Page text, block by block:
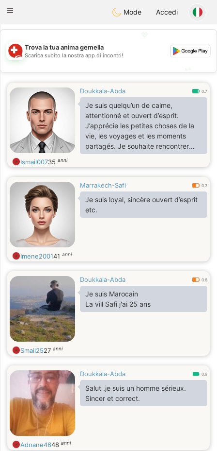
Suissi
Toggle
Mode Accedi
💖
💕
Trova la tua anima gemella
Scarica subito la nostra app di incontri!
Doukkala-Abda 0.7
Je suis quelqu’un de calme,
attentionné et ouvert d’esprit.
J’apprécie les petites choses de la
vie, les voyages et les moments
partagés. Je souhaite rencontrer
une femme sincère pour une relation
sérieuse.
Ismail00735 anni
Marrakech-Safi 0.3
Je suis loyal, sincère ouvert d’esprit
etc.
Imene200141 anni
Doukkala-Abda 0.6
Je suis Marocain
La vill Safi j'ai 25 ans
Smail2527 anni
Doukkala-Abda 0.9
Salut .je suis un homme sérieux.
Sincer et correct.
Adnane4648 anni